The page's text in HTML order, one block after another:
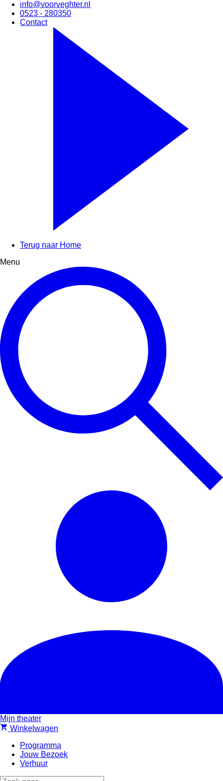
info@voorveghter.nl
0523 - 280350
Contact
Terug naar Home
Menu
Mijn theater
shopping_cart Winkelwagen
Programma
Jouw Bezoek
Verhuur